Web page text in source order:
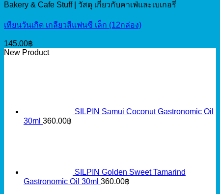
Bakery & Cafe Stuff | วัสดุ เกี่ยวกับคาเฟ่และเบเกอรี่
เทียนวันเกิด เกลียวสีแฟนซี เล็ก (12กล่อง)
145.00฿
New Product
SILPIN Samui Coconut Gastronomic Oil
30ml 360.00฿
SILPIN Golden Sweet Tamarind
Gastronomic Oil 30ml 360.00฿